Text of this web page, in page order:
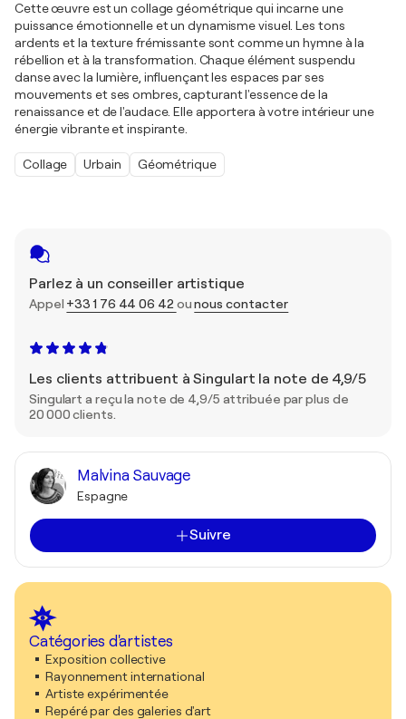
Parlez à un conseiller artistique
Appel +33 1 76 44 06 42 ounous contacter
Les clients attribuent à Singulart la note de 4,9/5
Singulart a reçu la note de 4,9/5 attribuée par plus de
20 000 clients.
Malvina Sauvage
Espagne
Suivre
Catégories d'artistes
Exposition collective
Rayonnement international
Artiste expérimentée
Repéré par des galeries d'art
Cette œuvre est un collage géométrique qui incarne une
puissance émotionnelle et un dynamisme visuel. Les tons
ardents et la texture frémissante sont comme un hymne à la
rébellion et à la transformation. Chaque élément suspendu
danse avec la lumière, influençant les espaces par ses
mouvements et ses ombres, capturant l'essence de la
renaissance et de l'audace. Elle apportera à votre intérieur une
énergie vibrante et inspirante.
Collage Urbain Géométrique